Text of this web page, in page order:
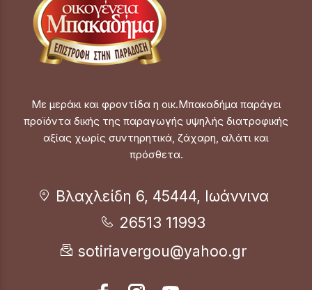
Με μεράκι και φροντίδα η οικ.Μπακαδήμα παράγει
προϊόντα δικής της παραγωγής υψηλής διατροφικής
αξίας χωρίς συντηρητικά, ζάχαρη, αλάτι και
πρόσθετα.
Βλαχλείδη 6, 45444, Ιωάννινα
26513 11993
sotiriavergou@yahoo.gr